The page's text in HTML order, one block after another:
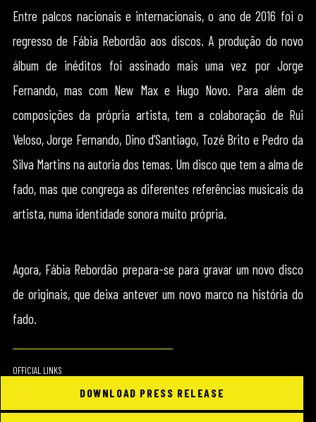
​Entre palcos nacionais e internacionais, o ano de 2016 foi o
regresso de Fábia Rebordão aos discos. A produção do novo
álbum de inéditos foi assinado mais uma vez por Jorge
Fernando, mas com New Max e Hugo Novo. Para além de
composições da própria artista, tem a colaboração de Rui
Veloso, Jorge Fernando, Dino d’Santiago, Tozé Brito e Pedro da
Silva Martins na autoria dos temas. Um disco que tem a alma de
fado, mas que congrega as diferentes referências musicais da
artista, numa identidade sonora muito própria.
Agora, Fábia Rebordão prepara-se para gravar um novo disco
de originais, que deixa antever um novo marco na história do
fado.
OFFICIAL LINKS
DOWNLOAD PRESS RELEASE